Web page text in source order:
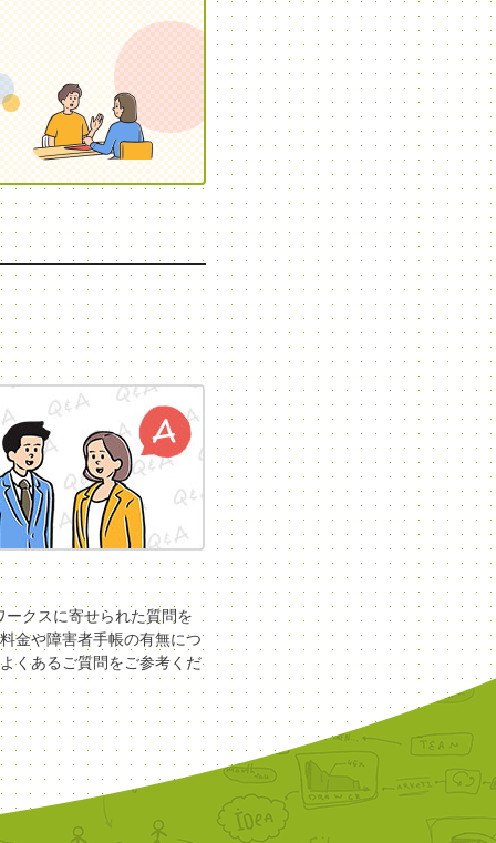
ークスに寄せられた質問を
金や障害者手帳の有無につ
くあるご質問をご参考くだ